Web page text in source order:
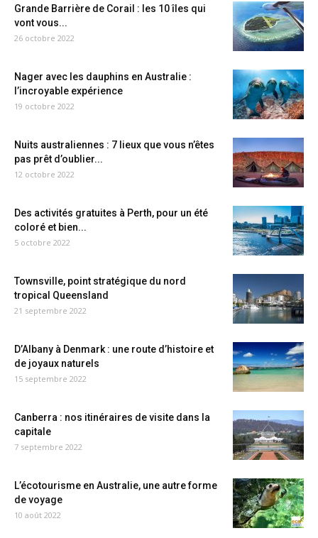
Grande Barrière de Corail : les 10 îles qui
vont vous...
26 octobre 2022
Nager avec les dauphins en Australie :
l’incroyable expérience
19 octobre 2022
Nuits australiennes : 7 lieux que vous n’êtes
pas prêt d’oublier...
12 octobre 2022
Des activités gratuites à Perth, pour un été
coloré et bien...
5 octobre 2022
Townsville, point stratégique du nord
tropical Queensland
21 septembre 2022
D’Albany à Denmark : une route d’histoire et
de joyaux naturels
15 septembre 2022
Canberra : nos itinéraires de visite dans la
capitale
7 septembre 2022
L’écotourisme en Australie, une autre forme
de voyage
10 août 2022